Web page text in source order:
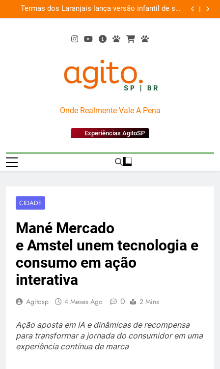
to
de sua
Aquática
Arena Guaraná Antarctica + PlayStation
AgitoSP
Onde Realmente Vale A Pena
Experiências AgitoSP
CIDADE
Mané Mercado
e Amstel unem tecnologia e
consumo em ação
interativa
Agitosp 4 Meses Ago 0 2 Mins
Ação aposta em IA e dinâmicas de recompensa
para transformar a jornada do consumidor em uma
experiência contínua de marca